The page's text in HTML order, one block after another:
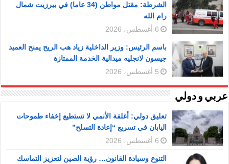
الشرطة: مقتل مواطن (34 عاما) في بيرزيت شمال
رام الله
6 أغسطس، 2026
باسم الرئيس: وزير الداخلية زياد هب الريح يمنح العميد
جيسون لانجليه ميدالية الخدمة الممتازة
5 أغسطس، 2026
عربي و دولي
تعليق دولي: أغلفة الأنمي لا تستطيع إخفاء طموحات
اليابان في تسريع “إعادة التسلح”
6 أغسطس، 2026
التنوع وسيادة القانون… رؤية الصين لتعزيز التماسك